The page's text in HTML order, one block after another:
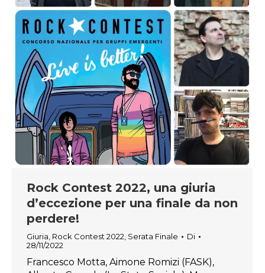
Rock Contest 2022, una giuria
d’eccezione per una finale da non
perdere!
Giuria Rock Contest 2022 Serata Finale
Di
28/11/2022
Francesco Motta, Aimone Romizi (FASK),